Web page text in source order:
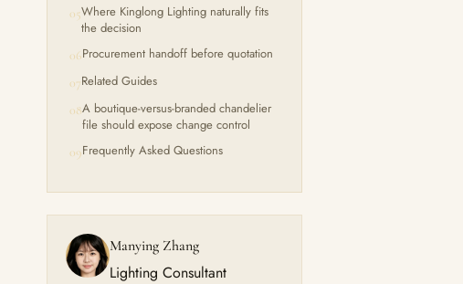
05Where Kinglong Lighting naturally fits
the decision
06Procurement handoff before quotation
07Related Guides
08A boutique-versus-branded chandelier
file should expose change control
09Frequently Asked Questions
Manying Zhang
Lighting Consultant